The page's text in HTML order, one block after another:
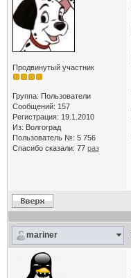
Продвинутый участник
Группа: Пользователи
Сообщений: 157
Регистрация: 19.1.2010
Из: Волгоград
Пользователь №: 5 756
Спасибо сказали: 77 раз
mariner